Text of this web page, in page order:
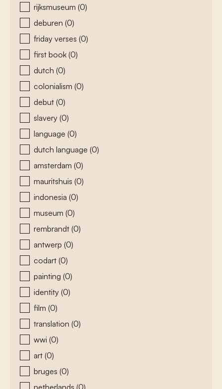
rijksmuseum (0)
deburen (0)
friday verses (0)
first book (0)
dutch (0)
colonialism (0)
debut (0)
slavery (0)
language (0)
dutch language (0)
amsterdam (0)
mauritshuis (0)
indonesia (0)
museum (0)
rembrandt (0)
antwerp (0)
codart (0)
painting (0)
identity (0)
film (0)
translation (0)
wwi (0)
art (0)
bruges (0)
netherlands (0)